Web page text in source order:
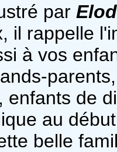
par
il rappelle
à vos
enfants de
au
belle